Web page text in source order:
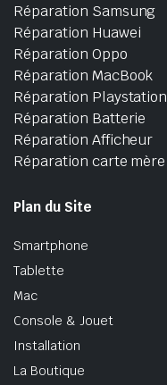
Réparation Samsung
Réparation Huawei
Réparation Oppo
Réparation MacBook
Réparation Playstation
Réparation Batterie
Réparation Afficheur
Réparation carte mère
Plan du Site
Smartphone
Tablette
Mac
Console & Jouet
Installation
La Boutique